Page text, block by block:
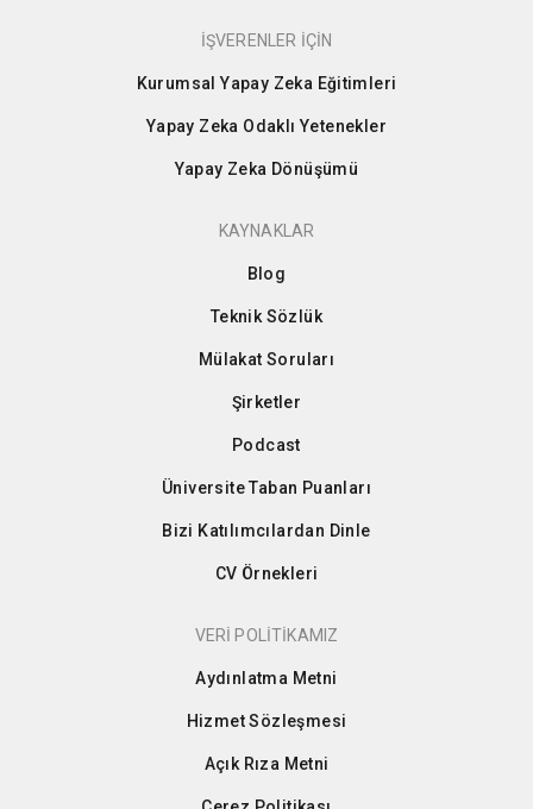
İŞVERENLER İÇİN
Kurumsal Yapay Zeka Eğitimleri
Yapay Zeka Odaklı Yetenekler
Yapay Zeka Dönüşümü
KAYNAKLAR
Blog
Teknik Sözlük
Mülakat Soruları
Şirketler
Podcast
Üniversite Taban Puanları
Bizi Katılımcılardan Dinle
CV Örnekleri
VERİ POLİTİKAMIZ
Aydınlatma Metni
Hizmet Sözleşmesi
Açık Rıza Metni